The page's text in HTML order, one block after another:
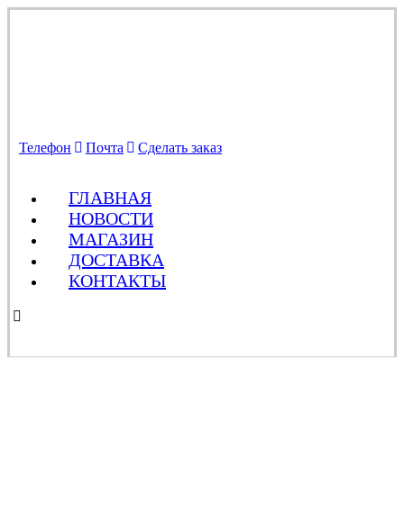
Телефон Почта Сделать заказ
ГЛАВНАЯ
НОВОСТИ
МАГАЗИН
ДОСТАВКА
КОНТАКТЫ